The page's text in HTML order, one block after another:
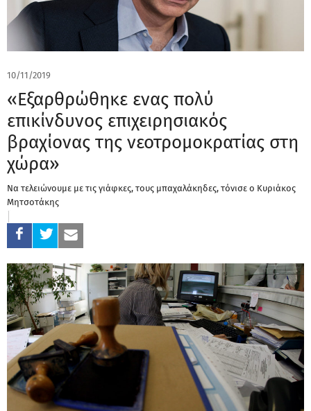
10/11/2019
«Εξαρθρώθηκε ενας πολύ
επικίνδυνος επιχειρησιακός
βραχίονας της νεοτρομοκρατίας στη
χώρα»
Να τελειώνουμε με τις γιάφκες, τους μπαχαλάκηδες, τόνισε ο Κυριάκος
Μητσοτάκης